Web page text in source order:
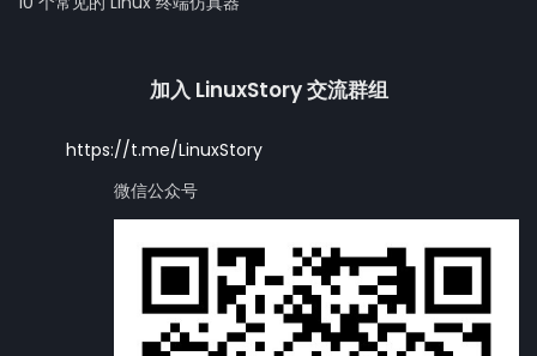
加入 LinuxStory 交流群组
https://t.me/LinuxStory
微信公众号